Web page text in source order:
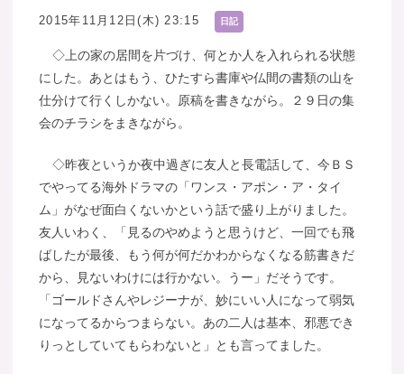
2015年11月12日(木) 23:15 日記
◇上の家の居間を片づけ、何とか人を入れられる状態
にした。あとはもう、ひたすら書庫や仏間の書類の山を
仕分けて行くしかない。原稿を書きながら。２９日の集
会のチラシをまきながら。
◇昨夜というか夜中過ぎに友人と長電話して、今ＢＳ
でやってる海外ドラマの「ワンス・アポン・ア・タイ
ム」がなぜ面白くないかという話で盛り上がりました。
友人いわく、「見るのやめようと思うけど、一回でも飛
ばしたが最後、もう何が何だかわからなくなる筋書きだ
から、見ないわけには行かない。うー」だそうです。
「ゴールドさんやレジーナが、妙にいい人になって弱気
になってるからつまらない。あの二人は基本、邪悪でき
りっとしていてもらわないと」とも言ってました。